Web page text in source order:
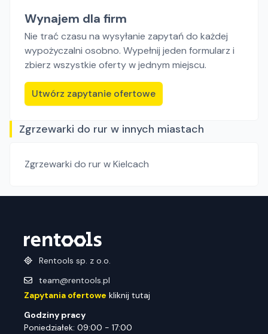
Wynajem dla firm
Nie trać czasu na wysyłanie zapytań do każdej
wypożyczalni osobno. Wypełnij jeden formularz i
zbierz wszystkie oferty w jednym miejscu.
Utwórz zapytanie ofertowe
Zgrzewarki do rur w innych miastach
Zgrzewarki do rurw Kielcach
Rentools sp. z o.o.
team@rentools.pl
Zapytania ofertowe kliknij tutaj
Godziny pracy
Poniedziałek: 09:00 - 17:00